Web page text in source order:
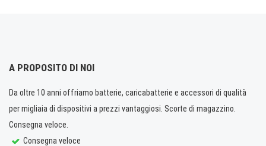
A PROPOSITO DI NOI
Da oltre 10 anni offriamo batterie, caricabatterie e accessori di qualità
per migliaia di dispositivi a prezzi vantaggiosi. Scorte di magazzino.
Consegna veloce.
Consegna veloce